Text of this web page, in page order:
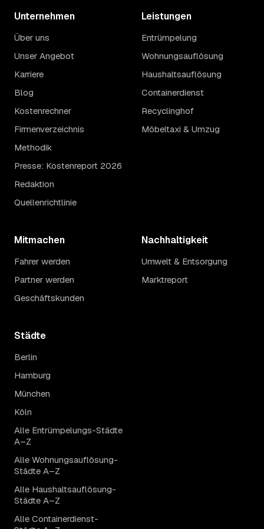
Unternehmen
Über uns
Unser Angebot
Karriere
Blog
Kostenrechner
Firmenverzeichnis
Methodik
Presse: Kostenreport 2026
Redaktion
Quellenrichtlinie
Leistungen
Entrümpelung
Wohnungsauflösung
Haushaltsauflösung
Containerdienst
Recyclinghof
Möbeltaxi & Umzug
Mitmachen
Fahrer werden
Partner werden
Geschäftskunden
Nachhaltigkeit
Umwelt & Entsorgung
Marktreport
Städte
Berlin
Hamburg
München
Köln
Alle Entrümpelungs-Städte
A–Z
Alle Wohnungsauflösung-
Städte A–Z
Alle Haushaltsauflösung-
Städte A–Z
Alle Containerdienst-